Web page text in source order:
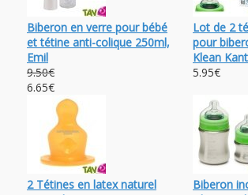
Biberon en verre pour bébé
et tétine anti-colique 250ml,
Emil
9.50€
6.65€
Lot de 2
pour
Klean
5.95€
2 Tétines en latex naturel
Biberon